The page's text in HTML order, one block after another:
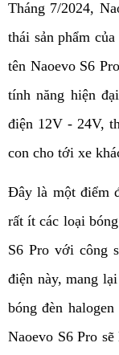
Tháng 7/2024,
thái sản phẩm
tên Naoevo S6
tính năng hiện
điện 12V - 24V,
con cho tới xe
Đây là một điểm
rất ít các loại
S6 Pro với công
điện này, mang
bóng đèn
Naoevo S6 Pro